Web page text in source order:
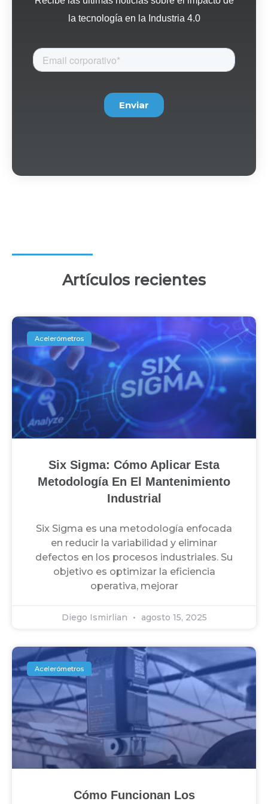
la tecnología en la Industria 4.0
Artículos recientes
Acelerómetros
Six Sigma: Cómo Aplicar Esta
Metodología En El Mantenimiento
Industrial
Six Sigma es una metodología enfocada
en reducir la variabilidad y eliminar
defectos en los procesos industriales. Su
objetivo es optimizar la eficiencia
operativa, mejorar
Diego Ismirlian agosto 15, 2025
Acelerómetros
Cómo Funcionan Los